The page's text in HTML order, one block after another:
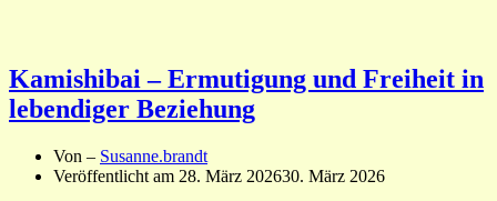
Kamishibai – Ermutigung und Freiheit in
lebendiger Beziehung
Von – Susanne.brandt
Veröffentlicht am 28. März 202630. März 2026